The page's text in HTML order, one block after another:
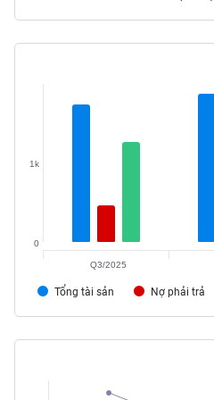
Tổng tài sản Nợ phải trả
0
1k
Q3/2025
TIÊU
YẾU
TIÊU
THIẾT